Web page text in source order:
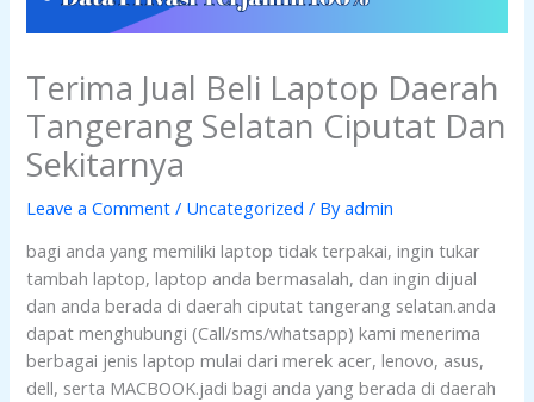
Terima Jual Beli Laptop Daerah
Tangerang Selatan Ciputat Dan
Sekitarnya
Leave a Comment / Uncategorized / Byadmin
bagi anda yang memiliki laptop tidak terpakai, ingin tukar
tambah laptop, laptop anda bermasalah, dan ingin dijual
dan anda berada di daerah ciputat tangerang selatan.anda
dapat menghubungi (Call/sms/whatsapp) kami menerima
berbagai jenis laptop mulai dari merek acer, lenovo, asus,
dell, serta MACBOOK.jadi bagi anda yang berada di daerah